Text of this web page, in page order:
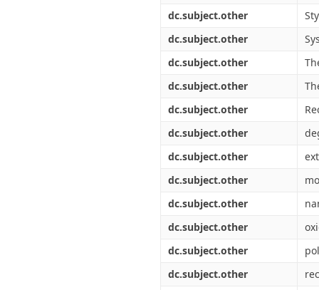
dc.subject.other
dc.subject.other
dc.subject.other
dc.subject.other
dc.subject.other
dc.subject.other
dc.subject.other
dc.subject.other
dc.subject.other
dc.subject.other
dc.subject.other
dc.subject.other